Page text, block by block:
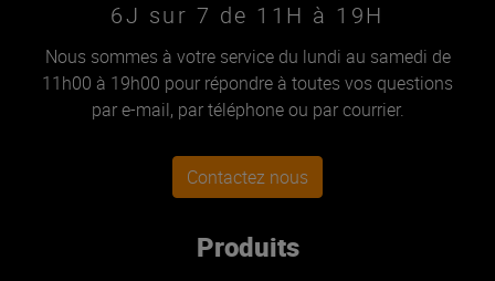
6J sur 7 de 11H à 19H
Nous sommes à votre service du lundi au samedi de
11h00 à 19h00 pour répondre à toutes vos questions
par e-mail, par téléphone ou par courrier.
Contactez nous
Produits